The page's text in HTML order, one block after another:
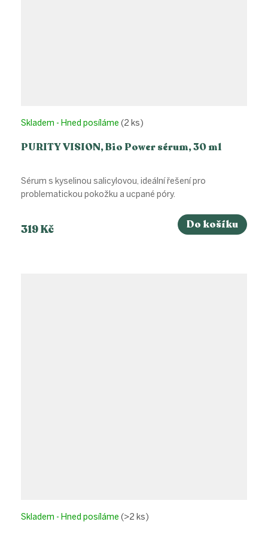
PURITY VISION, Bio Power sérum, 30 ml
Skladem - Hned posíláme (2 ks)
319 Kč Do košíku
Sérum s kyselinou salicylovou, ideální řešení pro
problematickou pokožku a ucpané póry.
Skladem - Hned posíláme (>2 ks)